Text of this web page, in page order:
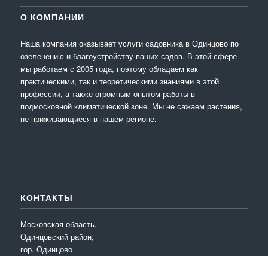
О КОМПАНИИ
Наша компания оказывает услуги садовника в Одинцово по
озеленению и благоустройству ваших садов. В этой сфере
мы работаем с 2005 года, поэтому обладаем как
практическими, так и теоретическими знаниями в этой
профессии, а также огромным опытом работы в
подмосковной климатической зоне. Мы не сажаем растения,
не приживающиеся в нашем регионе.
КОНТАКТЫ
Московская область,
Одинцовский район,
гор. Одинцово